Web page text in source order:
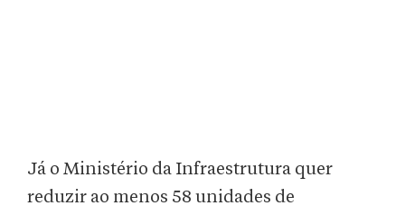
Já o Ministério da Infraestrutura quer
reduzir ao menos 58 unidades de